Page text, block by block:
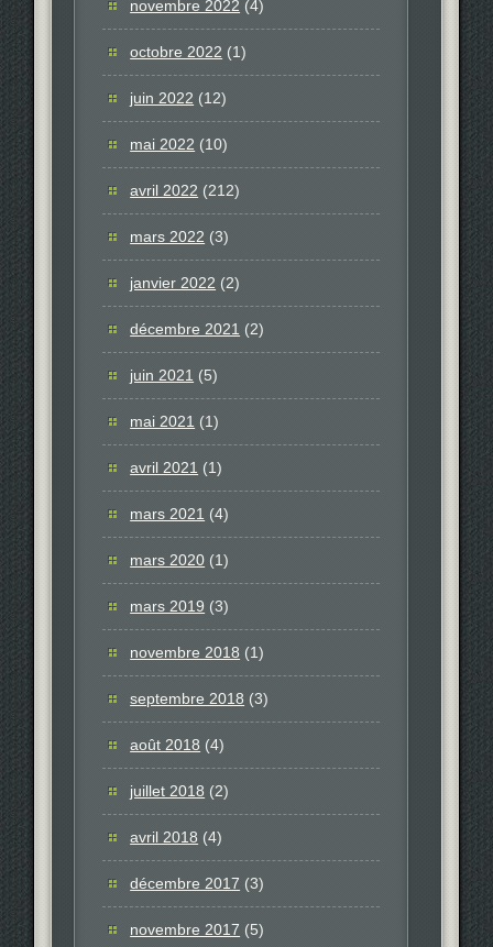
novembre 2022 (4)
octobre 2022 (1)
juin 2022 (12)
mai 2022 (10)
avril 2022 (212)
mars 2022 (3)
janvier 2022 (2)
décembre 2021 (2)
juin 2021 (5)
mai 2021 (1)
avril 2021 (1)
mars 2021 (4)
mars 2020 (1)
mars 2019 (3)
novembre 2018 (1)
septembre 2018 (3)
août 2018 (4)
juillet 2018 (2)
avril 2018 (4)
décembre 2017 (3)
novembre 2017 (5)